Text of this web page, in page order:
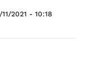
11/2021 - 10:18